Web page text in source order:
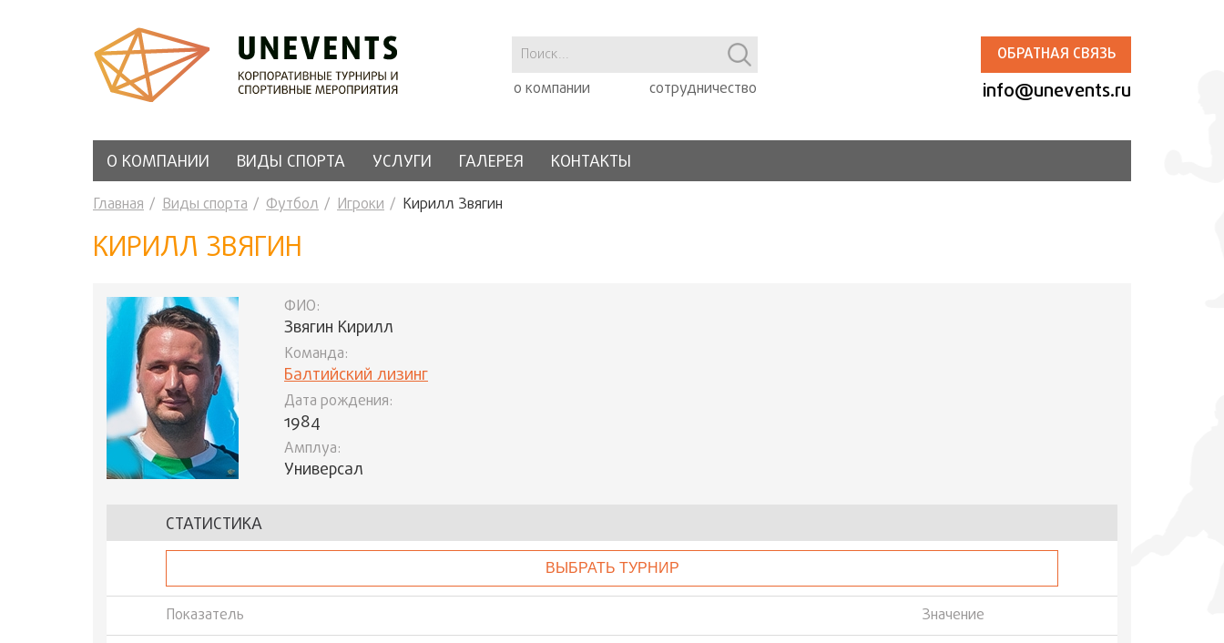
о компании сотрудничество
ОБРАТНАЯ СВЯЗЬ
info@unevents.ru
О КОМПАНИИ ВИДЫ СПОРТА УСЛУГИ ГАЛЕРЕЯ КОНТАКТЫ
Главная Виды спорта Футбол Игроки Кирилл Звягин
КИРИЛЛ ЗВЯГИН
ФИО:
Звягин Кирилл
Команда:
Балтийский лизинг
Дата рождения:
1984
Амплуа:
Универсал
СТАТИСТИКА
ВЫБРАТЬ ТУРНИР
Показатель
Значение